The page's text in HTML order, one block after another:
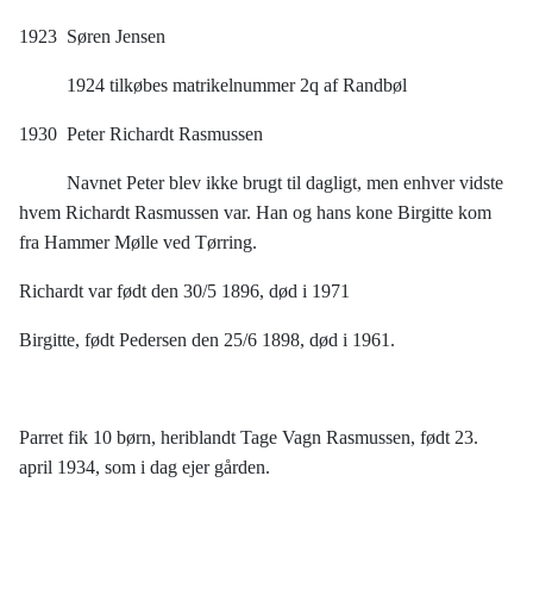
1923 Søren Jensen
1924 tilkøbes matrikelnummer 2q af Randbøl
1930 Peter Richardt Rasmussen
Navnet Peter blev ikke brugt til dagligt, men enhver vidste
hvem Richardt Rasmussen var. Han og hans kone Birgitte kom
fra Hammer Mølle ved Tørring.
Richardt var født den 30/5 1896, død i 1971
Birgitte, født Pedersen den 25/6 1898, død i 1961.
Parret fik 10 børn, heriblandt Tage Vagn Rasmussen, født 23.
april 1934, som i dag ejer gården.